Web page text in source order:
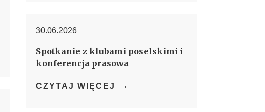
30.06.2026
Spotkanie z klubami poselskimi i
konferencja prasowa
CZYTAJ WIĘCEJ →